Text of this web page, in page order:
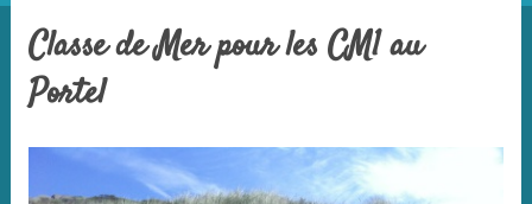
Classe de Mer pour les CM1 au
Portel